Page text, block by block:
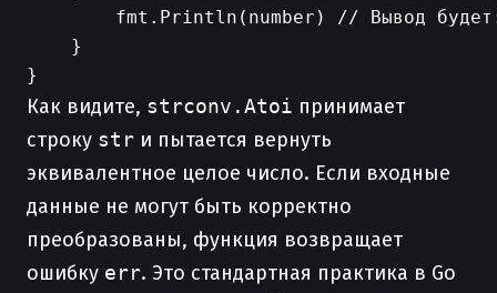
fmt.Println(number) // Вывод
    }
Как видите, strconv.Atoi принимает
строку str и пытается вернуть
эквивалентное целое число. Если входные
данные не могут быть корректно
преобразованы, функция возвращает
ошибку err. Это стандартная практика в Go